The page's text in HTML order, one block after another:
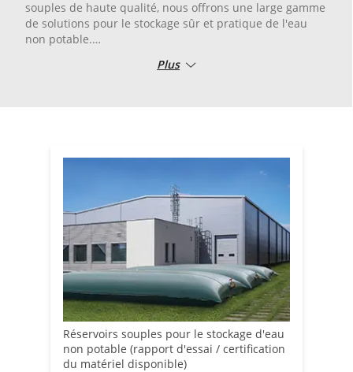
souples de haute qualité, nous offrons une large gamme
de solutions pour le stockage sûr et pratique de l'eau
non potable.
Nos citernes d'eau non potable sont soigneusement
Plus
Réservoirs souples pour le stockage d'eau
non potable (rapport d'essai / certification
du matériel disponible)